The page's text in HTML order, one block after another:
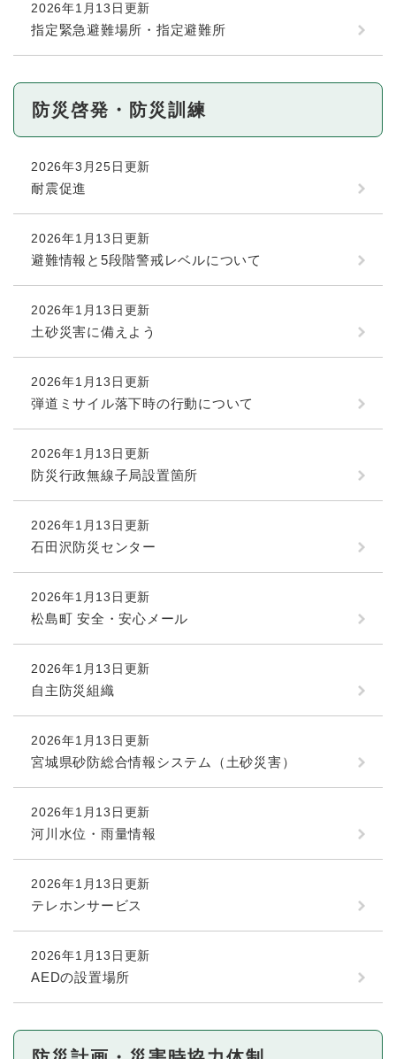
2026年1月13日更新
指定緊急避難場所・指定避難所
防災啓発・防災訓練
2026年3月25日更新
耐震促進
2026年1月13日更新
避難情報と5段階警戒レベルについて
2026年1月13日更新
土砂災害に備えよう
2026年1月13日更新
弾道ミサイル落下時の行動について
2026年1月13日更新
防災行政無線子局設置箇所
2026年1月13日更新
石田沢防災センター
2026年1月13日更新
松島町 安全・安心メール
2026年1月13日更新
自主防災組織
2026年1月13日更新
宮城県砂防総合情報システム（土砂災害）
2026年1月13日更新
河川水位・雨量情報
2026年1月13日更新
テレホンサービス
2026年1月13日更新
AEDの設置場所